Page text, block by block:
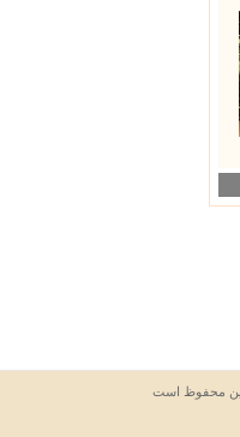
محفوظ است